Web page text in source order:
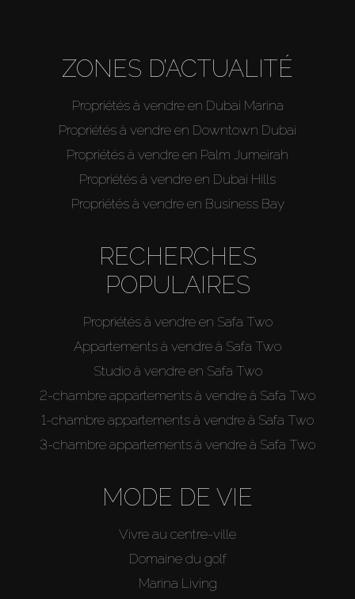
ZONES D’ACTUALITÉ
Propriétés à vendre en Dubai Marina
Propriétés à vendre en Downtown Dubai
Propriétés à vendre en Palm Jumeirah
Propriétés à vendre en Dubai Hills
Propriétés à vendre en Business Bay
RECHERCHES
POPULAIRES
Propriétés à vendre en Safa Two
Appartements à vendre à Safa Two
Studio à vendre en Safa Two
2-chambre appartements à vendre à Safa Two
1-chambre appartements à vendre à Safa Two
3-chambre appartements à vendre à Safa Two
MODE DE VIE
Vivre au centre-ville
Domaine du golf
Marina Living